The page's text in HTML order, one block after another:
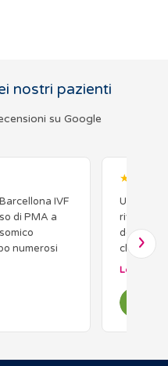
nostri pazienti
su Google
IVF
di PMA a
numerosi
Una
riflettutto
deciderci
cliniche
informati
Leggi la